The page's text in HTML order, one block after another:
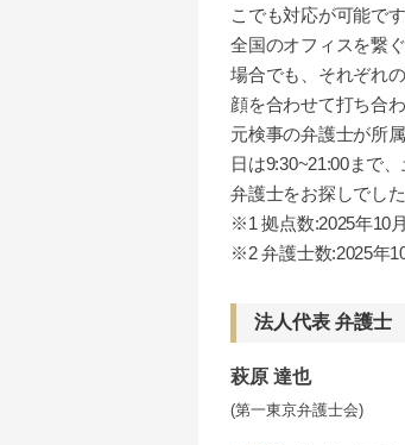
こでも対応が可能です
全国のオフィスを繋
場合でも、それぞれ
顔を合わせて打ち合
元検事の弁護士が所
日は9:30~21:00まで
弁護士をお探しでし
※1 拠点数:2025年10
※2 弁護士数:2025年
法人代表 弁護士
萩原 達也
(第一東京弁護士会)